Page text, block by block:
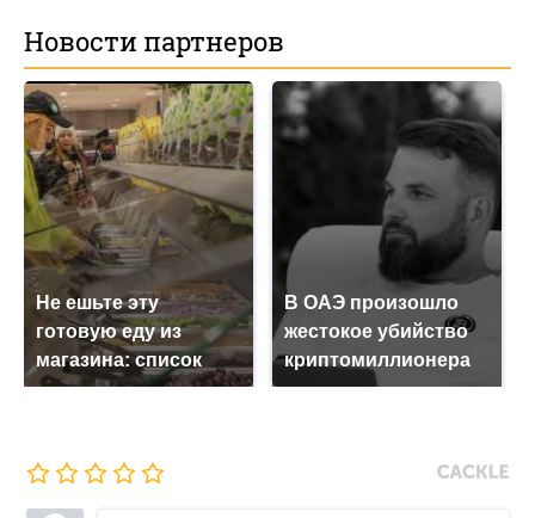
Новости партнеров
Не ешьте эту
готовую еду из
магазина: список
В ОАЭ произошло
жестокое убийство
криптомиллионера